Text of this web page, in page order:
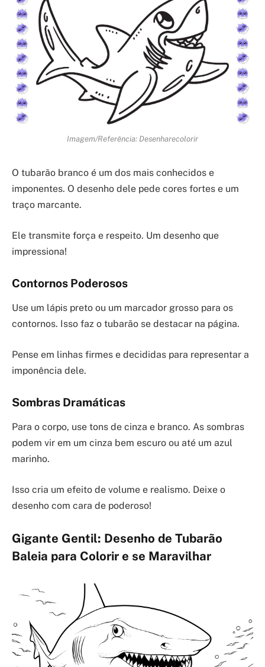
Imagem/Referência: Desenharecolorir
O tubarão branco é um dos mais conhecidos e
imponentes. O desenho dele pede cores fortes e um
traço marcante.
Ele transmite força e respeito. Um desenho que
impressiona!
Contornos Poderosos
Use um lápis preto ou um marcador grosso para os
contornos. Isso faz o tubarão se destacar na página.
Pense em linhas firmes e decididas para representar a
imponência dele.
Sombras Dramáticas
Para o corpo, use tons de cinza e branco. As sombras
podem vir em um cinza bem escuro ou até um azul
marinho.
Isso cria um efeito de volume e realismo. Deixe o
desenho com cara de poderoso!
Gigante Gentil: Desenho de Tubarão
Baleia para Colorir e se Maravilhar